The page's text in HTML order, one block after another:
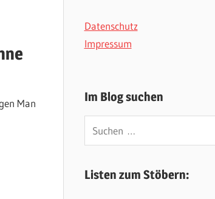
Man
Datenschutz
Impressum
Im Blog suchen
Suchen
nach:
Listen zum Stöbern: